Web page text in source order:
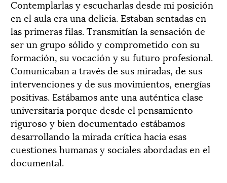
Contemplarlas y escucharlas desde mi posición
en el aula era una delicia. Estaban sentadas en
las primeras filas. Transmitían la sensación de
ser un grupo sólido y comprometido con su
formación, su vocación y su futuro profesional.
Comunicaban a través de sus miradas, de sus
intervenciones y de sus movimientos, energías
positivas. Estábamos ante una auténtica clase
universitaria porque desde el pensamiento
riguroso y bien documentado estábamos
desarrollando la mirada crítica hacia esas
cuestiones humanas y sociales abordadas en el
documental.